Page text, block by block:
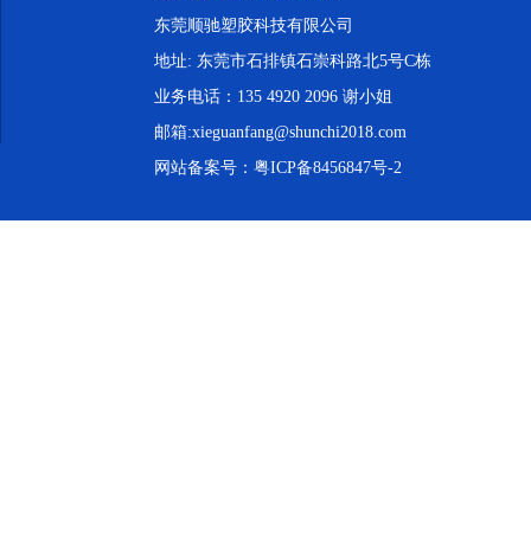
东莞顺驰塑胶科技有限公司
地址: 东莞市石排镇石崇科路北5号C栋
业务电话：135 4920 2096 谢小姐
邮箱:xieguanfang@shunchi2018.com
网站备案号： 粤ICP备8456847号-2